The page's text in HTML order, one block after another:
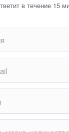
в течение 15